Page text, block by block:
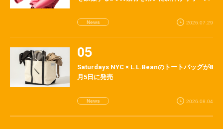
News 2026.07.29
Saturdays NYC × L.L.Beanのトートバッグが8
月5日に発売
News 2026.08.04